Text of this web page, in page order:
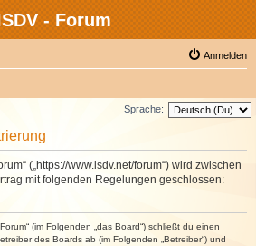
- Forum
Anmelden
Sprache:
(„https://www.isdv.net/forum“) wird zwischen
mit folgenden Regelungen geschlossen:
(im Folgenden „das Board“) schließt du einen
des Boards ab (im Folgenden „Betreiber“) und